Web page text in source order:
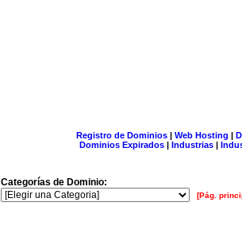
Registro de Dominios| Web Hosting |
Dominios Expirados | Industrias |
Categorías de Dominio:
[Pág.